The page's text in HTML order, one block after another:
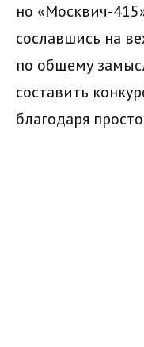
но «Москвич-
сославшись на
по общему
составить
благодаря